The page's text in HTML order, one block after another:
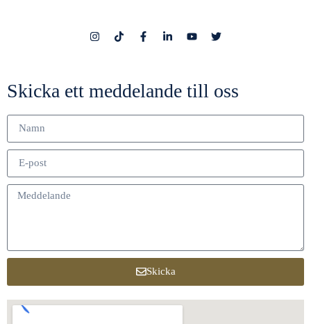
Skicka ett meddelande till oss
Skicka